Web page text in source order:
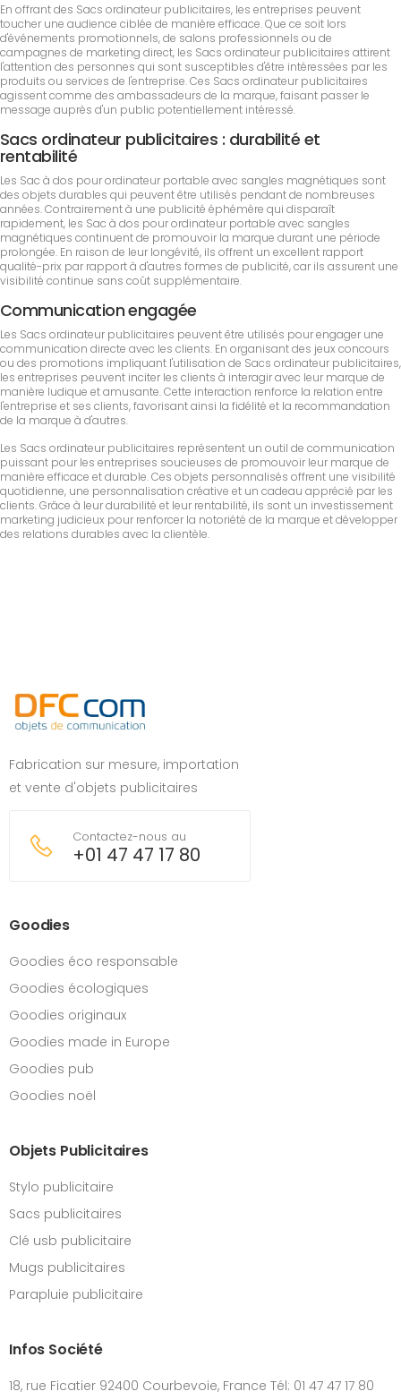
En offrant des Sacs ordinateur publicitaires, les entreprises peuvent
toucher une audience ciblée de manière efficace. Que ce soit lors
d'événements promotionnels, de salons professionnels ou de
campagnes de marketing direct, les Sacs ordinateur publicitaires attirent
l'attention des personnes qui sont susceptibles d'être intéressées par les
produits ou services de l'entreprise. Ces Sacs ordinateur publicitaires
agissent comme des ambassadeurs de la marque, faisant passer le
message auprès d'un public potentiellement intéressé.
Sacs ordinateur publicitaires : durabilité et
rentabilité
Les Sac à dos pour ordinateur portable avec sangles magnétiques sont
des objets durables qui peuvent être utilisés pendant de nombreuses
années. Contrairement à une publicité éphémère qui disparaît
rapidement, les Sac à dos pour ordinateur portable avec sangles
magnétiques continuent de promouvoir la marque durant une période
prolongée. En raison de leur longévité, ils offrent un excellent rapport
qualité-prix par rapport à d'autres formes de publicité, car ils assurent une
visibilité continue sans coût supplémentaire.
Communication engagée
Les Sacs ordinateur publicitaires peuvent être utilisés pour engager une
communication directe avec les clients. En organisant des jeux concours
ou des promotions impliquant l'utilisation de Sacs ordinateur publicitaires,
les entreprises peuvent inciter les clients à interagir avec leur marque de
manière ludique et amusante. Cette interaction renforce la relation entre
l'entreprise et ses clients, favorisant ainsi la fidélité et la recommandation
de la marque à d'autres.
Les Sacs ordinateur publicitaires représentent un outil de communication
puissant pour les entreprises soucieuses de promouvoir leur marque de
manière efficace et durable. Ces objets personnalisés offrent une visibilité
quotidienne, une personnalisation créative et un cadeau apprécié par les
clients. Grâce à leur durabilité et leur rentabilité, ils sont un investissement
marketing judicieux pour renforcer la notoriété de la marque et développer
des relations durables avec la clientèle.
Fabrication sur mesure, importation
et vente d'objets publicitaires
Contactez-nous au
+01 47 47 17 80
Goodies
Goodies éco responsable
Goodies écologiques
Goodies originaux
Goodies made in Europe
Goodies pub
Goodies noël
Objets Publicitaires
Stylo publicitaire
Sacs publicitaires
Clé usb publicitaire
Mugs publicitaires
Parapluie publicitaire
Infos Société
18, rue Ficatier 92400 Courbevoie, France Tél: 01 47 47 17 80